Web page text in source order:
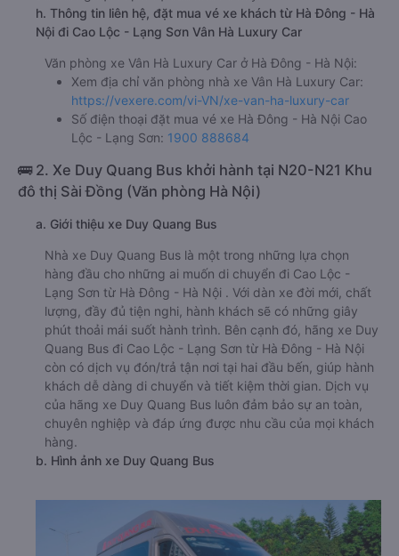
h. Thông tin liên hệ, đặt mua vé xe khách từ Hà Đông - Hà
Nội đi Cao Lộc - Lạng Sơn Vân Hà Luxury Car
Văn phòng xe Vân Hà Luxury Car ở Hà Đông - Hà Nội:
Xem địa chỉ văn phòng nhà xe Vân Hà Luxury Car:
https://vexere.com/vi-VN/xe-van-ha-luxury-car
Số điện thoại đặt mua vé xe Hà Đông - Hà Nội Cao
Lộc - Lạng Sơn: 1900 888684
🚌 2. Xe Duy Quang Bus khởi hành tại N20-N21 Khu
đô thị Sài Đồng (Văn phòng Hà Nội)
a. Giới thiệu xe Duy Quang Bus
Nhà xe Duy Quang Bus là một trong những lựa chọn
hàng đầu cho những ai muốn di chuyển đi Cao Lộc -
Lạng Sơn từ Hà Đông - Hà Nội . Với dàn xe đời mới, chất
lượng, đầy đủ tiện nghi, hành khách sẽ có những giây
phút thoải mái suốt hành trình. Bên cạnh đó, hãng xe Duy
Quang Bus đi Cao Lộc - Lạng Sơn từ Hà Đông - Hà Nội
còn có dịch vụ đón/trả tận nơi tại hai đầu bến, giúp hành
khách dễ dàng di chuyển và tiết kiệm thời gian. Dịch vụ
của hãng xe Duy Quang Bus luôn đảm bảo sự an toàn,
chuyên nghiệp và đáp ứng được nhu cầu của mọi khách
hàng.
b. Hình ảnh xe Duy Quang Bus